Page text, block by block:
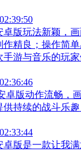
卓版玩法新颖，
精良；操作简单
手游与音乐的玩
卓版动作流畅，
供持续的战斗乐
卓版是一款让我